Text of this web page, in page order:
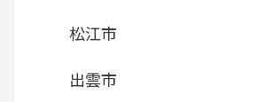
松江市
出雲市